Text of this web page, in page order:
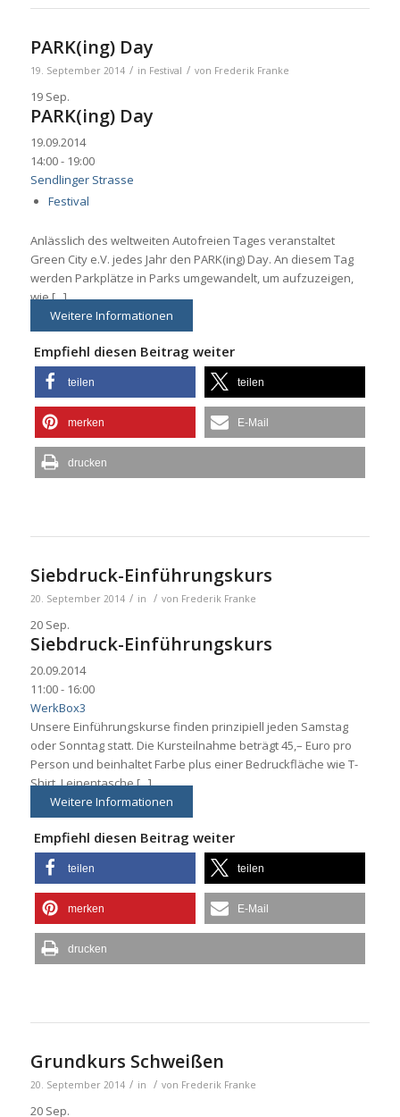
PARK(ing) Day
19. September 2014 / in Festival / von Frederik Franke
19 Sep.
PARK(ing) Day
19.09.2014
14:00 - 19:00
Sendlinger Strasse
Festival
Anlässlich des weltweiten Autofreien Tages veranstaltet
Green City e.V. jedes Jahr den PARK(ing) Day. An diesem Tag
werden Parkplätze in Parks umgewandelt, um aufzuzeigen,
wie [...]
Weitere Informationen
Empfiehl diesen Beitrag weiter
teilen teilen
merken E-Mail
drucken
Siebdruck-Einführungskurs
20. September 2014 / in / von Frederik Franke
20 Sep.
Siebdruck-Einführungskurs
20.09.2014
11:00 - 16:00
WerkBox3
Unsere Einführungskurse finden prinzipiell jeden Samstag
oder Sonntag statt. Die Kursteilnahme beträgt 45,– Euro pro
Person und beinhaltet Farbe plus einer Bedruckfläche wie T-
Shirt, Leinentasche [...]
Weitere Informationen
Empfiehl diesen Beitrag weiter
teilen teilen
merken E-Mail
drucken
Grundkurs Schweißen
20. September 2014 / in / von Frederik Franke
20 Sep.